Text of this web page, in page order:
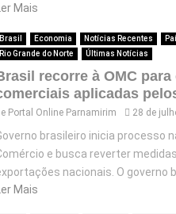
Mais
Brasil Economia Notícias Recentes
Rio Grande do Norte
Últimas Notícias
recorre à OMC
aplicadas
Portal Online Parnamirim 28 de
brasileiro inicia processo
e busca reverter
nacionais. O governo
Mais